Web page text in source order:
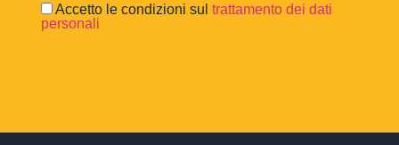
Accetto le condizioni sul trattamento dei dati
personali